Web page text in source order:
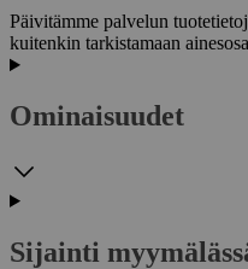
Päivitämme palvelun
kuitenkin tarkistamaan
Ominaisuudet
Sijainti